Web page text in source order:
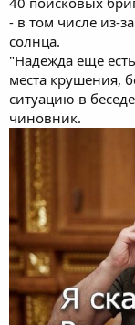
- в том числе из-
солнца.
"Надежда еще
места крушения,
ситуацию в
чиновник.